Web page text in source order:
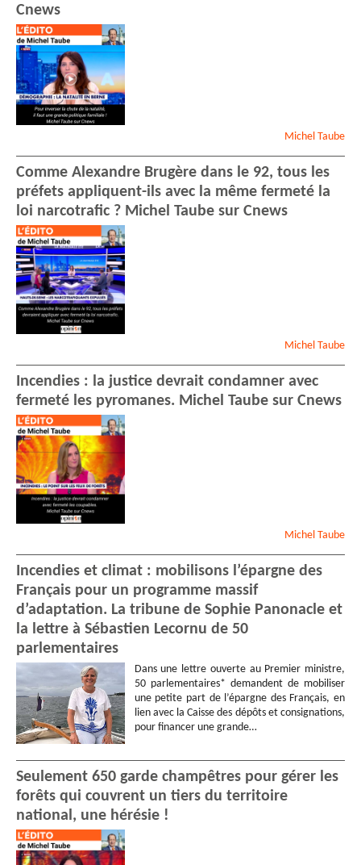
Cnews
Michel Taube
Comme Alexandre Brugère dans le 92, tous les
préfets appliquent-ils avec la même fermeté la
loi narcotrafic ? Michel Taube sur Cnews
Michel Taube
Incendies : la justice devrait condamner avec
fermeté les pyromanes. Michel Taube sur Cnews
Michel Taube
Incendies et climat : mobilisons l’épargne des
Français pour un programme massif
d’adaptation. La tribune de Sophie Panonacle et
la lettre à Sébastien Lecornu de 50
parlementaires
Dans une lettre ouverte au Premier ministre,
50 parlementaires* demandent de mobiliser
une petite part de l’épargne des Français, en
lien avec la Caisse des dépôts et consignations,
pour financer une grande…
Seulement 650 garde champêtres pour gérer les
forêts qui couvrent un tiers du territoire
national, une hérésie !